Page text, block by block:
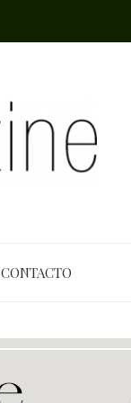
CONTACTO